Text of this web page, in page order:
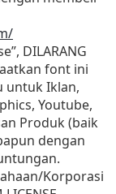
DILARANG
font ini
untuk Iklan,
Youtube,
Produk (baik
dengan
Korporasi